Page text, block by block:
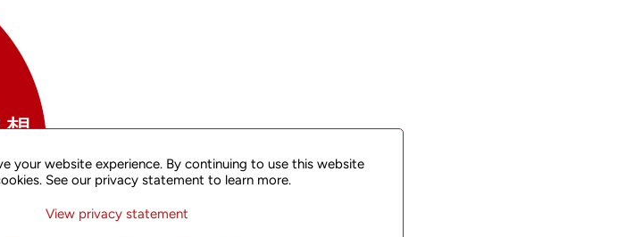
your website experience. By continuing to use this website
See our privacy statement to learn more.
View privacy statement